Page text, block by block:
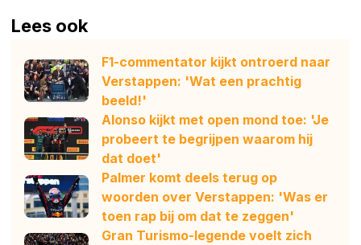
Lees ook
F1-commentator kijkt ontroerd naar
Verstappen: 'Wat een prachtig
beeld!'
Alonso kijkt met open mond toe: 'Je
probeert te begrijpen waarom hij
dat doet'
Palmer komt deels terug op
woorden over Verstappen: 'Was er
toen rap bij om dat te zeggen'
Gran Turismo-legende voelt zich